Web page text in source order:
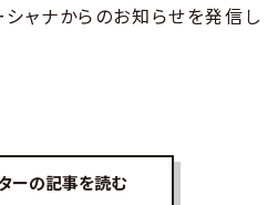
シャナからのお知らせを発信し
ーの記事を読む